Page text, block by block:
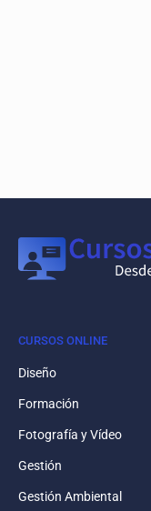
CURSOS ONLINE
Diseño
Formación
Fotografía y Vídeo
Gestión
Gestión Ambiental